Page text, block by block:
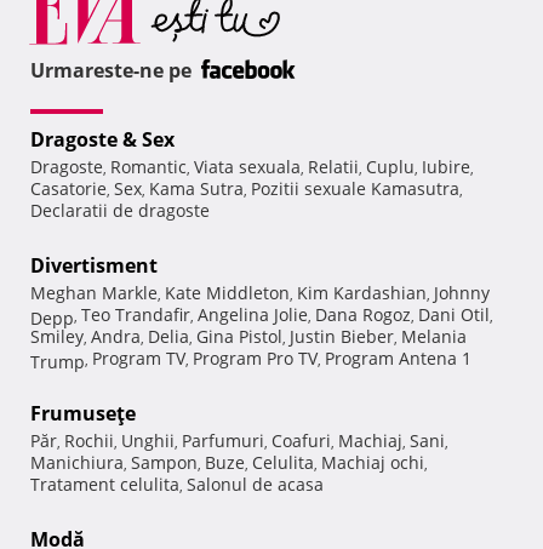
Urmareste-ne pe
Dragoste & Sex
Dragoste, Romantic, Viata sexuala, Relatii, Cuplu, Iubire,
Casatorie, Sex, Kama Sutra, Pozitii sexuale Kamasutra,
Declaratii de dragoste
Divertisment
Meghan Markle, Kate Middleton, Kim Kardashian, Johnny
Depp, Teo Trandafir, Angelina Jolie, Dana Rogoz, Dani Otil,
Smiley, Andra, Delia, Gina Pistol, Justin Bieber, Melania
Trump, Program TV, Program Pro TV, Program Antena 1
Frumuseţe
Păr, Rochii, Unghii, Parfumuri, Coafuri, Machiaj, Sani,
Manichiura, Sampon, Buze, Celulita, Machiaj ochi,
Tratament celulita, Salonul de acasa
Modă